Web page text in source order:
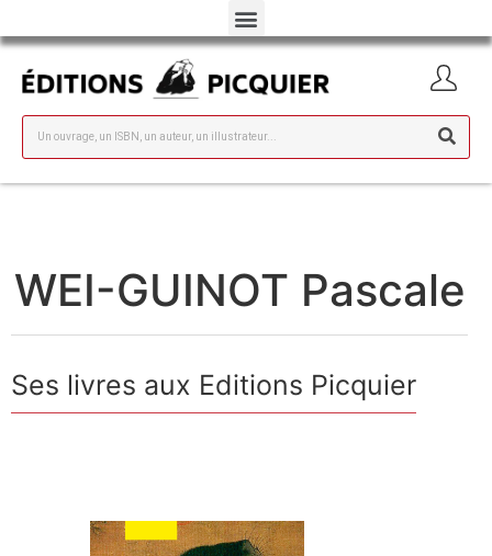
WEI-GUINOT Pascale
Ses livres aux Editions Picquier